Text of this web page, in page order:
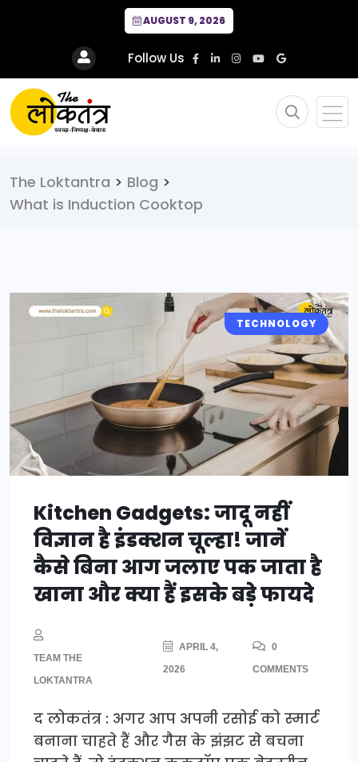
AUGUST 9, 2026
Follow Us
The Loktantra > Blog >
What is Induction Cooktop
TECHNOLOGY
Kitchen Gadgets: जादू नहीं
विज्ञान है इंडक्शन चूल्हा! जानें
कैसे बिना आग जलाए पक जाता है
खाना और क्या हैं इसके बड़े फायदे
TEAM THE
LOKTANTRA
APRIL 4,
2026
0
COMMENTS
द लोकतंत्र : अगर आप अपनी रसोई को स्मार्ट
बनाना चाहते हैं और गैस के झंझट से बचना